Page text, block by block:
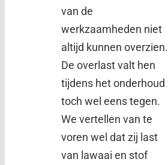
van de
werkzaamheden niet
altijd kunnen overzien.
De overlast valt hen
tijdens het onderhoud
toch wel eens tegen.
We vertellen van te
voren wel dat zij last
van lawaai en stof